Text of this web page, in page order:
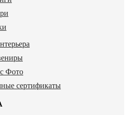
Фото
сертификаты